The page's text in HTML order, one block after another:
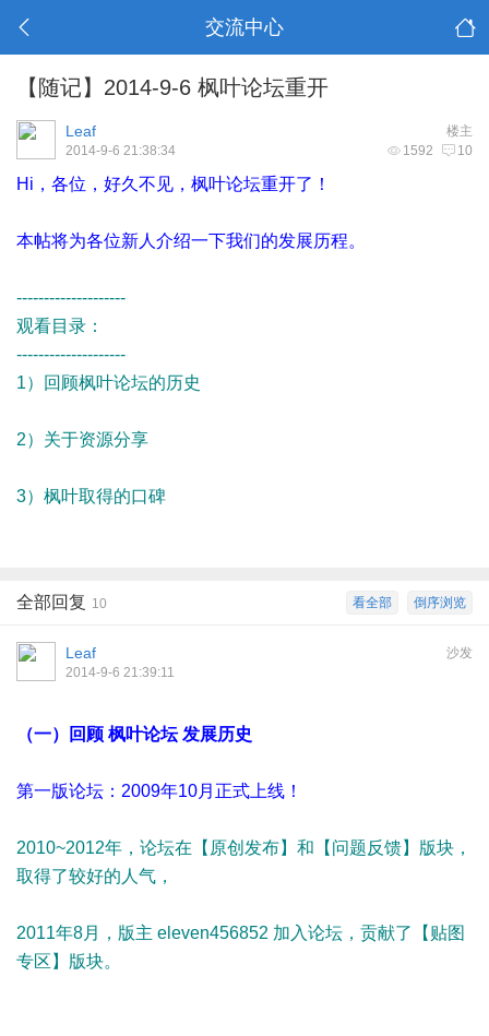
交流中心
【随记】2014-9-6 枫叶论坛重开
楼主
Leaf
1592 10
2014-9-6 21:38:34
Hi，各位，好久不见，枫叶论坛重开了！
本帖将为各位新人介绍一下我们的发展历程。
--------------------
观看目录：
--------------------
1）回顾枫叶论坛的历史
2）关于资源分享
3）枫叶取得的口碑
倒序浏览
看全部
全部回复 10
沙发
Leaf
2014-9-6 21:39:11
（一）回顾 枫叶论坛 发展历史
第一版论坛：2009年10月正式上线！
2010~2012年，论坛在【原创发布】和【问题反馈】版块，
取得了较好的人气，
2011年8月，版主 eleven456852 加入论坛，贡献了【贴图
专区】版块。